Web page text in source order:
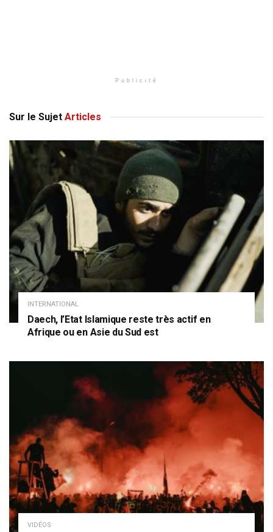
Publicité
Sur le Sujet Articles
INTERNATIONAL
Daech, l’Etat Islamique reste très actif en
Afrique ou en Asie du Sud est
VIDÉOS